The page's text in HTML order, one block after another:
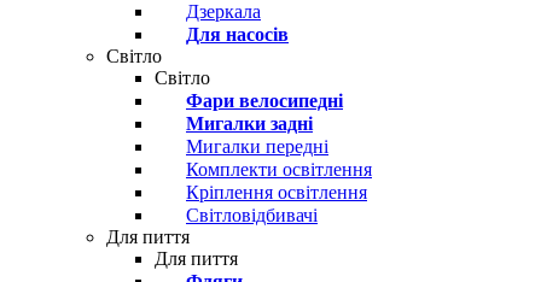
Дзеркала
Для насосів
Світло
Світло
Фари велосипедні
Мигалки задні
Мигалки передні
Комплекти освітлення
Кріплення освітлення
Світловідбивачі
Для пиття
Для пиття